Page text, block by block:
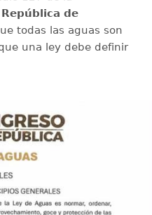
de
todas las aguas son
una ley debe definir